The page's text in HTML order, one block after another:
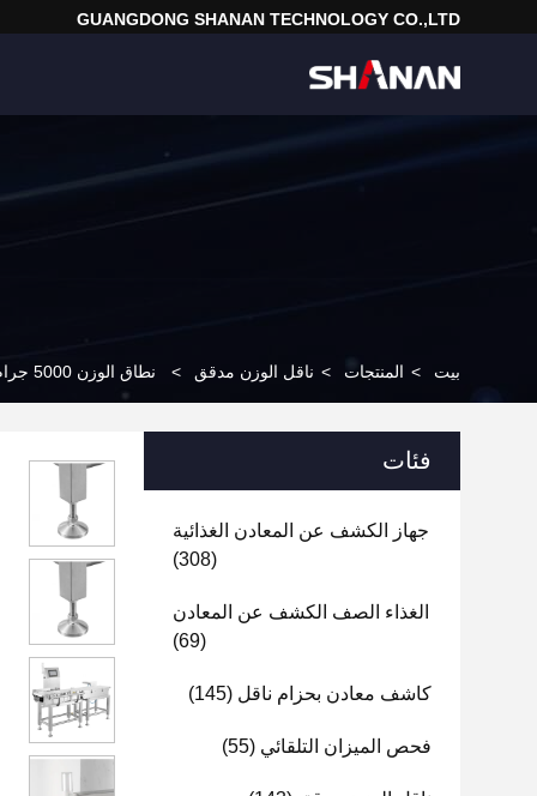
GUANGDONG SHANAN TECHNOLOGY CO.,LTD
بيت > المنتجات > ناقل الوزن مدقق > نطاق الوزن 5000 جرام تحقق من رمز تعريفة الميزان للأدوية الغذائية
فئات
جهاز الكشف عن المعادن الغذائية
(308)
الغذاء الصف الكشف عن المعادن
(69)
كاشف معادن بحزام ناقل (145)
فحص الميزان التلقائي (55)